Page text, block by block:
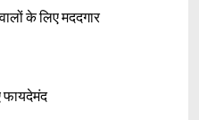
के लिए मददगार
फायदेमंद